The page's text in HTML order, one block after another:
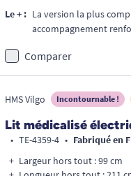
Le + : La version la plus
accompagnement
Comparer
HMS Vilgo Incontournable !
Lit médicalisé
• TE-4359-4 • Fabriqué en
Largeur hors tout : 99 cm